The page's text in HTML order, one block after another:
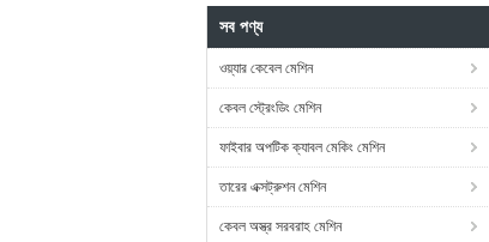
সব পণ্য
ওয়্যার কেবেল মেশিন
কেবল স্ট্রেংডিং মেশিন
ফাইবার অপটিক ক্যাবল মেকিং মেশিন
তারের এক্সট্রুশন মেশিন
কেবল অস্ত্র সরবরাহ মেশিন